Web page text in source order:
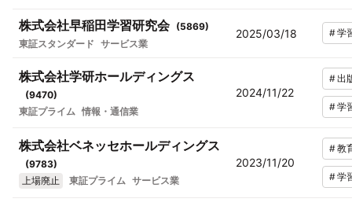
株式会社早稲田学習研究会 (5869)
東証スタンダード サービス業
2025/03/18 #学
株式会社学研ホールディングス
(9470)
東証プライム 情報・通信業
2024/11/22
#出
#学
株式会社ベネッセホールディングス
(9783)
上場廃止
東証プライム サービス業
2023/11/20
#教
#学